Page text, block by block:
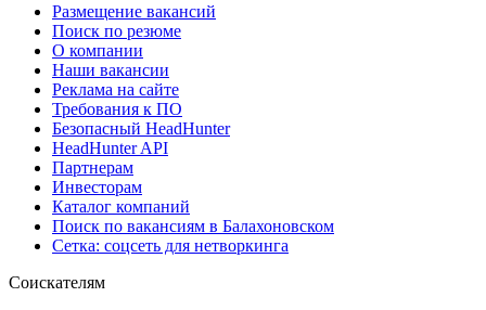
Размещение вакансий
Поиск по резюме
О компании
Наши вакансии
Реклама на сайте
Требования к ПО
Безопасный HeadHunter
HeadHunter API
Партнерам
Инвесторам
Каталог компаний
Поиск по вакансиям в Балахоновском
Сетка: соцсеть для нетворкинга
Соискателям